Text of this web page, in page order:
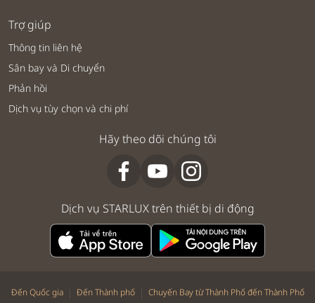
Trợ giúp
Thông tin liên hệ
Sân bay và Di chuyển
Phản hồi
Dịch vụ tùy chọn và chi phí
Hãy theo dõi chúng tôi
Dịch vụ STARLUX trên thiết bị di động
Đến Quốc gia | Đến Thành phố | Chuyến Bay từ Thành Phố đến Thành Phố